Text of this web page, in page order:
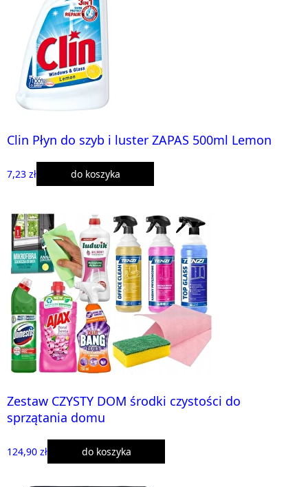
Clin Płyn do szyb i luster ZAPAS 500ml Lemon
7,23 zł do koszyka
Zestaw CZYSTY DOM środki czystości do
sprzątania domu
124,90 zł do koszyka